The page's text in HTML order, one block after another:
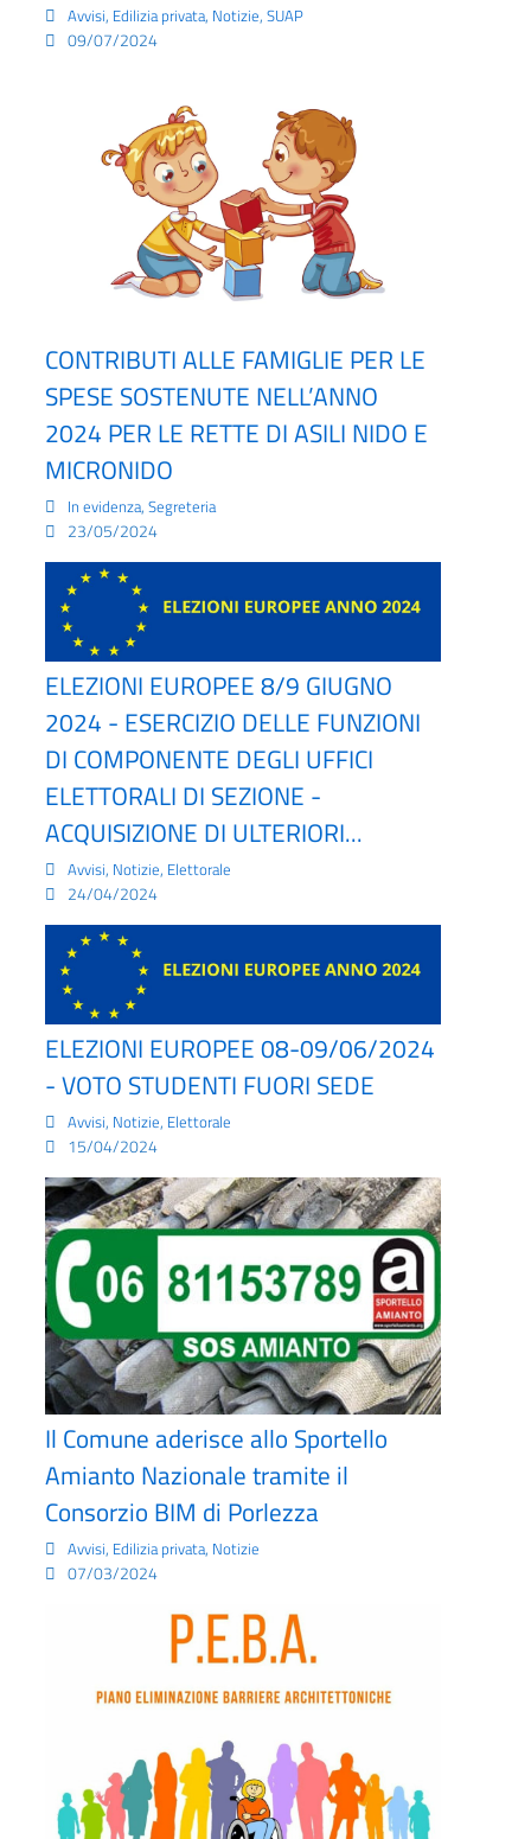
Avvisi, Edilizia privata, Notizie, SUAP
09/07/2024
CONTRIBUTI ALLE FAMIGLIE PER LE
SPESE SOSTENUTE NELL’ANNO
2024 PER LE RETTE DI ASILI NIDO E
MICRONIDO
In evidenza, Segreteria
23/05/2024
ELEZIONI EUROPEE 8/9 GIUGNO
2024 - ESERCIZIO DELLE FUNZIONI
DI COMPONENTE DEGLI UFFICI
ELETTORALI DI SEZIONE -
ACQUISIZIONE DI ULTERIORI...
Avvisi, Notizie, Elettorale
24/04/2024
ELEZIONI EUROPEE 08-09/06/2024
- VOTO STUDENTI FUORI SEDE
Avvisi, Notizie, Elettorale
15/04/2024
Il Comune aderisce allo Sportello
Amianto Nazionale tramite il
Consorzio BIM di Porlezza
Avvisi, Edilizia privata, Notizie
07/03/2024